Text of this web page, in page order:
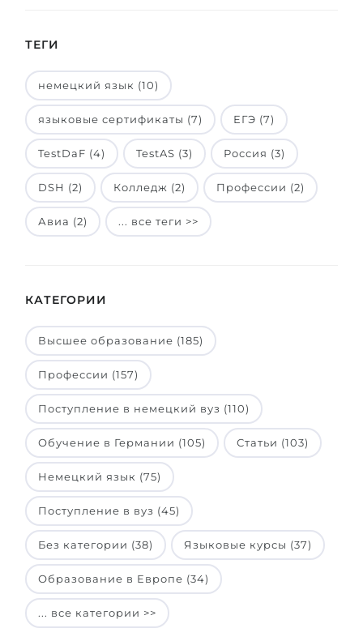
ТЕГИ
немецкий язык (10)
языковые сертификаты (7) ЕГЭ (7)
TestDaF (4) TestAS (3) Россия (3)
DSH (2) Колледж (2) Профессии (2)
Авиа (2) ... все теги >>
КАТЕГОРИИ
Высшее образование (185)
Профессии (157)
Поступление в немецкий вуз (110)
Обучение в Германии (105) Статьи (103)
Немецкий язык (75)
Поступление в вуз (45)
Без категории (38) Языковые курсы (37)
Образование в Европе (34)
... все категории >>